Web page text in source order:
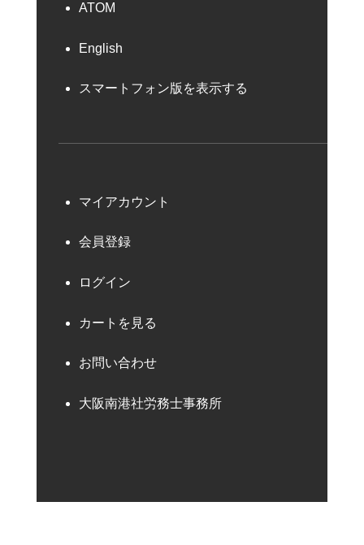
ATOM
English
スマートフォン版を表示する
マイアカウント
会員登録
ログイン
カートを見る
お問い合わせ
大阪南港社労務士事務所